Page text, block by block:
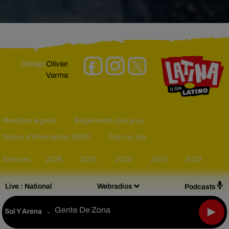
Live : National Webradios Podcasts
Sol Y Arena - Gente De Zona
DesignOlivier
Varma
Mentions légales Règlements des jeux
Notice d’information RGPD Plan du site
Archives 2026 2025 2024 2023 2022